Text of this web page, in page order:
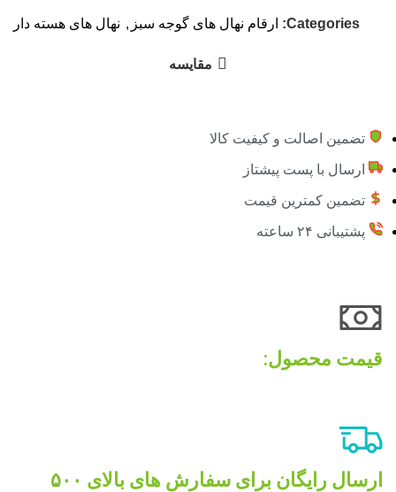
Categories: ارقام نهال های گوجه سبز , نهال های هسته دار
مقایسه
تضمین اصالت و کیفیت کالا
ارسال با پست پیشتاز
تضمین کمترین قیمت
پشتیبانی ۲۴ ساعته
قیمت محصول:​
ارسال رایگان برای سفارش های بالای ۵۰۰